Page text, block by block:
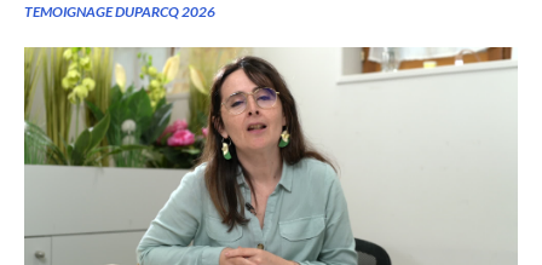
TEMOIGNAGE DUPARCQ 2026